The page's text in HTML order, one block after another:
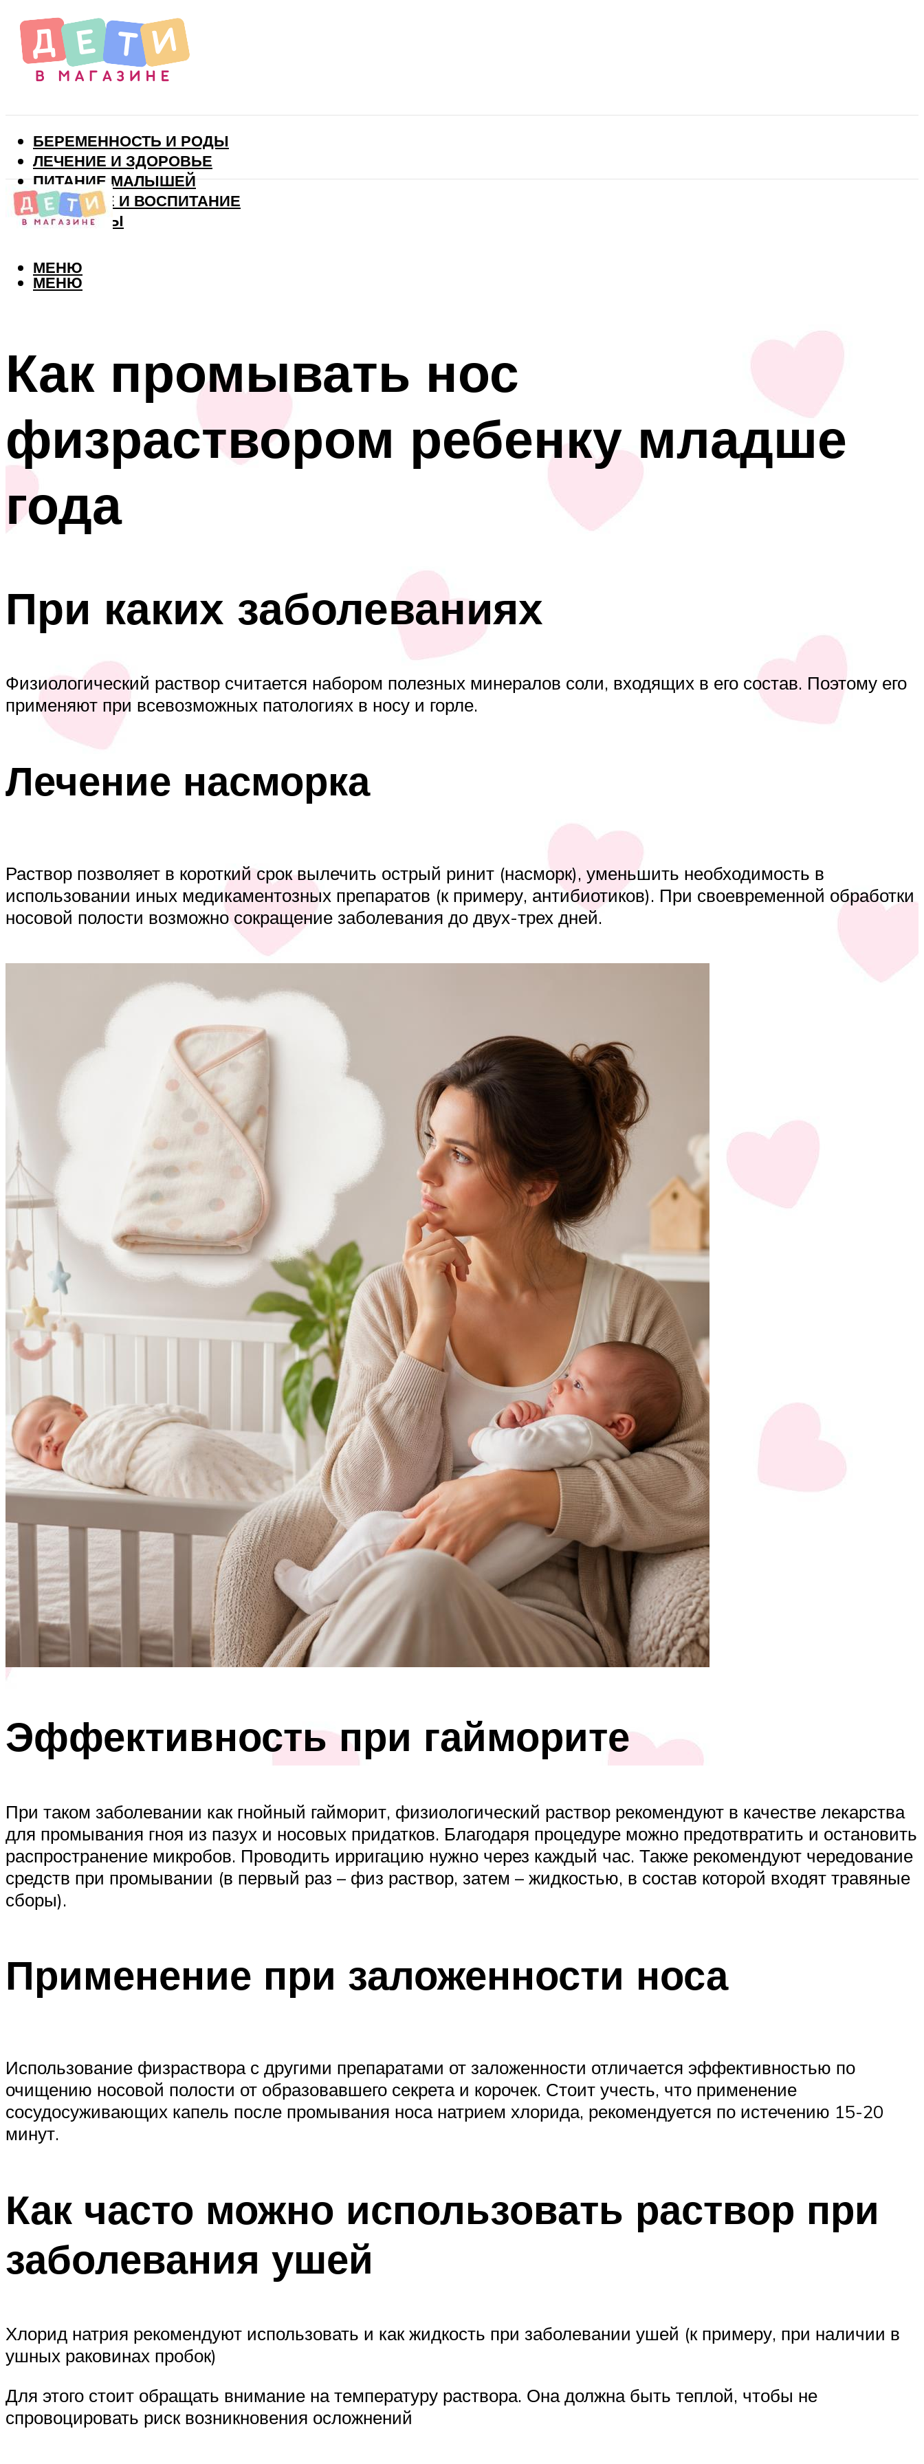
БЕРЕМЕННОСТЬ И РОДЫ
ЛЕЧЕНИЕ И ЗДОРОВЬЕ
ПИТАНИЕ МАЛЫШЕЙ
РАЗВИТИЕ И ВОСПИТАНИЕ
ВИТАМИНЫ
МЕНЮ
МЕНЮ
Как промывать нос
физраствором ребенку младше
года
При каких заболеваниях
Физиологический раствор считается набором полезных минералов соли, входящих в его состав. Поэтому его
применяют при всевозможных патологиях в носу и горле.
Лечение насморка
Раствор позволяет в короткий срок вылечить острый ринит (насморк), уменьшить необходимость в
использовании иных медикаментозных препаратов (к примеру, антибиотиков). При своевременной обработки
носовой полости возможно сокращение заболевания до двух-трех дней.
Эффективность при гайморите
При таком заболевании как гнойный гайморит, физиологический раствор рекомендуют в качестве лекарства
для промывания гноя из пазух и носовых придатков. Благодаря процедуре можно предотвратить и остановить
распространение микробов. Проводить ирригацию нужно через каждый час. Также рекомендуют чередование
средств при промывании (в первый раз – физ раствор, затем – жидкостью, в состав которой входят травяные
сборы).
Применение при заложенности носа
Использование физраствора с другими препаратами от заложенности отличается эффективностью по
очищению носовой полости от образовавшего секрета и корочек. Стоит учесть, что применение
сосудосуживающих капель после промывания носа натрием хлорида, рекомендуется по истечению 15-20
минут.
Как часто можно использовать раствор при
заболевания ушей
Хлорид натрия рекомендуют использовать и как жидкость при заболевании ушей (к примеру, при наличии в
ушных раковинах пробок)
Для этого стоит обращать внимание на температуру раствора. Она должна быть теплой, чтобы не
спровоцировать риск возникновения осложнений